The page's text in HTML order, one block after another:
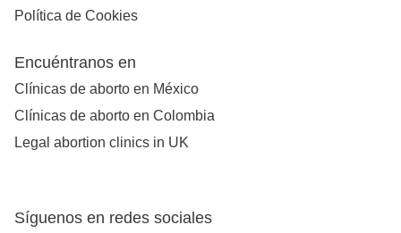
Política de Cookies
Encuéntranos en
Clínicas de aborto en México
Clínicas de aborto en Colombia
Legal abortion clinics in UK
Síguenos en redes sociales